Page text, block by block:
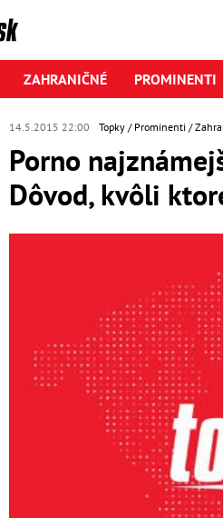
ZAHRANIČNÉ PROMINENTI
14.5.2015 22:00 Topky Prominenti
Porno
Dôvod, kvôli